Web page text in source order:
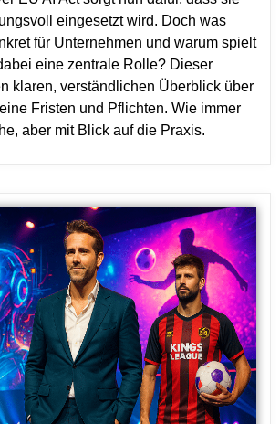
eingesetzt wird. Doch was
für Unternehmen und warum spielt
eine zentrale Rolle? Dieser
klaren, verständlichen Überblick über
Fristen und Pflichten. Wie immer
aber mit Blick auf die Praxis.